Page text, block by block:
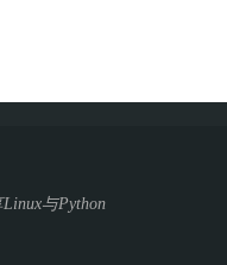
与Python